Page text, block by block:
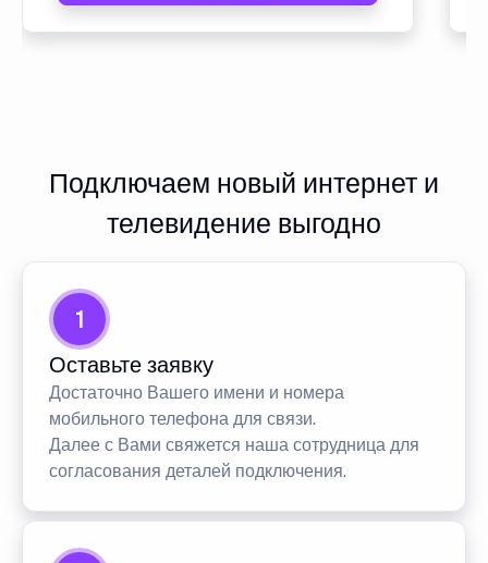
Подключаем новый интернет и
телевидение выгодно
1
Оставьте заявку
Достаточно Вашего имени и номера
мобильного телефона для связи.
Далее с Вами свяжется наша сотрудница для
согласования деталей подключения.